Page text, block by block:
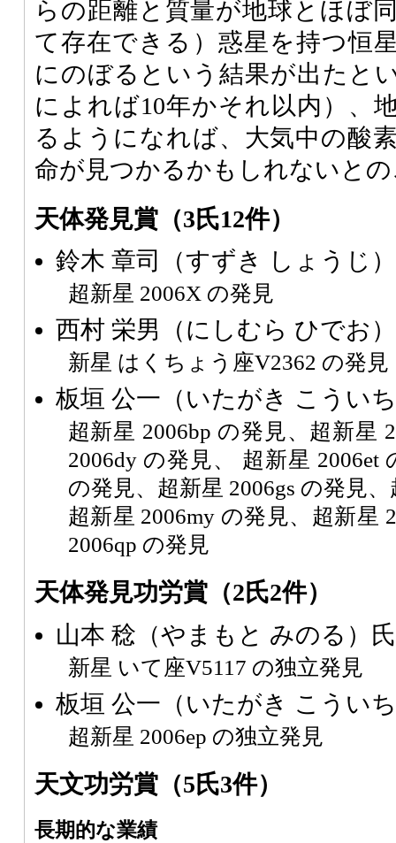
らの距離と質量が地球とほぼ
て存在できる）惑星を持つ恒
にのぼるという結果が出たと
によれば10年かそれ以内）、
るようになれば、大気中の酸
命が見つかるかもしれないと
天体発見賞（3氏12件）
鈴木 章司（すずき しょうじ
超新星 2006X の発見
西村 栄男（にしむら ひでお
新星 はくちょう座V2362 の発見
板垣 公一（いたがき こうい
超新星 2006bp の発見、超新星
2006dy の発見、 超新星 2006et
の発見、超新星 2006gs の発見
超新星 2006my の発見、超新星
2006qp の発見
天体発見功労賞（2氏2件）
山本 稔（やまもと みのる）氏
新星 いて座V5117 の独立発見
板垣 公一（いたがき こうい
超新星 2006ep の独立発見
天文功労賞（5氏3件）
長期的な業績